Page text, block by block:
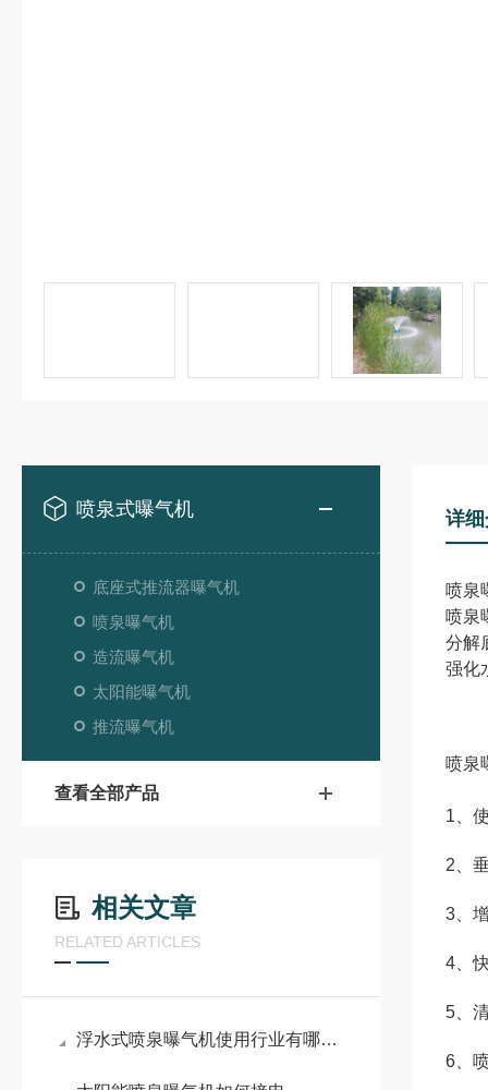
喷泉式曝气机
底座式推流器曝气机
喷泉曝气机
造流曝气机
太阳能曝气机
推流曝气机
查看全部产品
相关文章
RELATED ARTICLES
浮水式喷泉曝气机使用行业有哪些？
详
喷泉
喷泉
分解
强化
喷泉
1、
2、
3、
4、
5、
6、